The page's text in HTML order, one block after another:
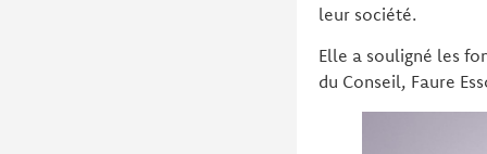
leur société.
Elle a souligné les
du Conseil, Faure